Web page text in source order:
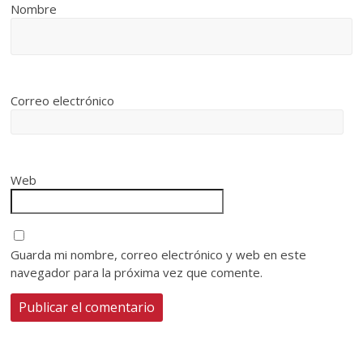
Nombre
Correo electrónico
Web
Guarda mi nombre, correo electrónico y web en este
navegador para la próxima vez que comente.